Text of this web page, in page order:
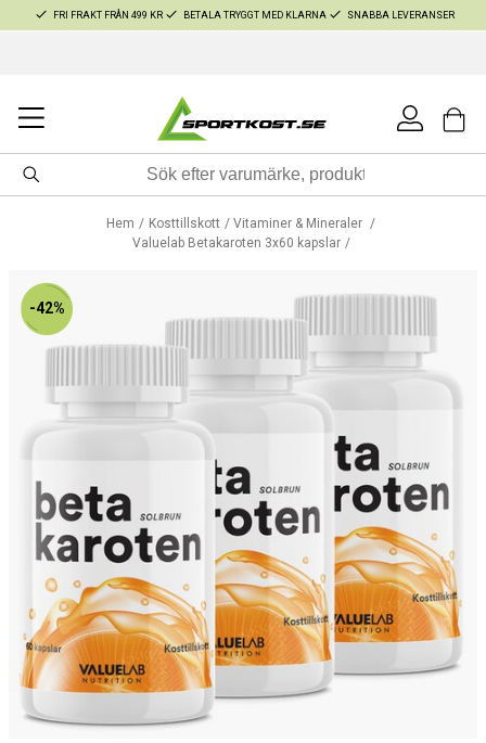
FRI FRAKT FRÅN 499 KR BETALA TRYGGT MED KLARNA SNABBA LEVERANSER
Hem Kosttillskott
Vitaminer & Mineraler
Valuelab Betakaroten 3x60 kapslar
-42%